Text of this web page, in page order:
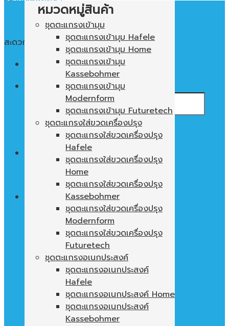
สะดวก ใช้งานง่าย พื้นที่ในตู้ไม่เปล่าประโยชน์
ไม่มีสินค้าในตะกร้า
ตะกร้าสินค้า
ไม่มีสินค้าในตะกร้า
หมวดหมู่สินค้า
ชุดตะแกรงเข้ามุม
ชุดตะแกรงเข้ามุม Hafele
ชุดตะแกรงเข้ามุม Home
ชุดตะแกรงเข้ามุม
Kassebohmer
ชุดตะแกรงเข้ามุม
Modernform
ชุดตะแกรงเข้ามุม Futuretech
ชุดตะแกรงใส่ขวดเครื่องปรุง
ชุดตะแกรงใส่ขวดเครื่องปรุง
Hafele
ชุดตะแกรงใส่ขวดเครื่องปรุง
Home
ชุดตะแกรงใส่ขวดเครื่องปรุง
Kassebohmer
ชุดตะแกรงใส่ขวดเครื่องปรุง
Modernform
ชุดตะแกรงใส่ขวดเครื่องปรุง
Futuretech
ชุดตะแกรงอเนกประสงค์
ชุดตะแกรงอเนกประสงค์
Hafele
ชุดตะแกรงอเนกประสงค์ Home
ชุดตะแกรงอเนกประสงค์
Kassebohmer